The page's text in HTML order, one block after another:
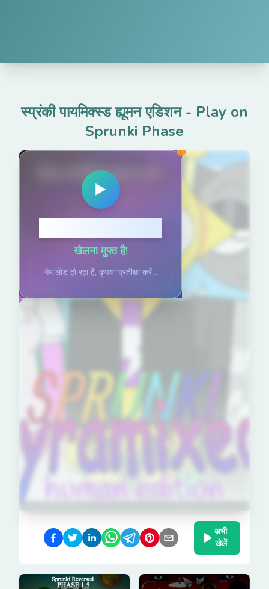
स्प्रंकी पायमिक्स्ड ह्यूमन एडिशन- Play on
Sprunki Phase
SprunkiPhases.net
▶
खेलना मुफ्त है!
गेम लोड हो रहा है, कृपया प्रतीक्षा करें...
अभी
खेलें